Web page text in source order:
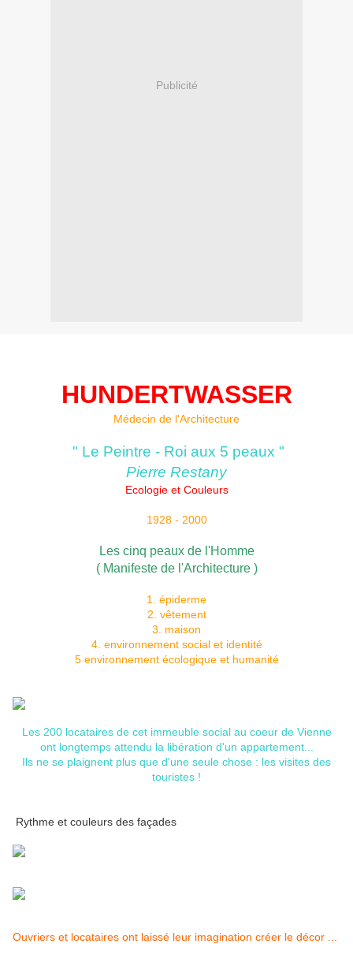
Publicité
HUNDERTWASSER
Médecin de l'Architecture
" Le Peintre - Roi aux 5 peaux "
Pierre Restany
Ecologie et Couleurs
1928 - 2000
Les cinq peaux de l'Homme
( Manifeste de l'Architecture )
1. épiderme
2. vêtement
3. maison
4. environnement social et identité
5 environnement écologique et humanité
Les 200 locataires de cet immeuble social au coeur de Vienne
ont longtemps attendu la libération d'un appartement...
Ils ne se plaignent plus que d'une seule chose : les visites des
touristes !
Rythme et couleurs des façades
Ouvriers et locataires ont laissé leur imagination créer le décor ...